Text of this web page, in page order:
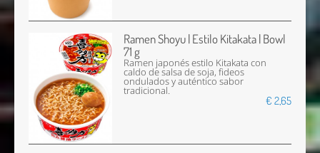
Ramen Shoyu | Estilo Kitakata | Bowl
71 g
Ramen japonés estilo Kitakata con
caldo de salsa de soja, fideos
ondulados y auténtico sabor
tradicional.
€ 2,65